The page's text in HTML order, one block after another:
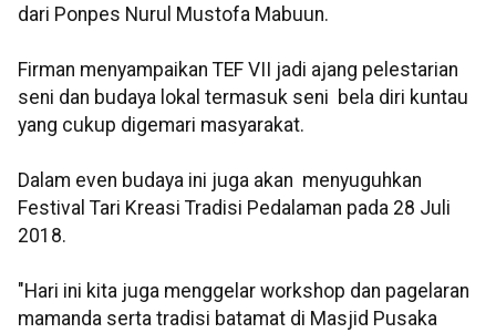
dari Ponpes Nurul Mustofa Mabuun.
Firman menyampaikan TEF VII jadi ajang pelestarian
seni dan budaya lokal termasuk seni bela diri kuntau
yang cukup digemari masyarakat.
Dalam even budaya ini juga akan menyuguhkan
Festival Tari Kreasi Tradisi Pedalaman pada 28 Juli
2018.
"Hari ini kita juga menggelar workshop dan pagelaran
mamanda serta tradisi batamat di Masjid Pusaka